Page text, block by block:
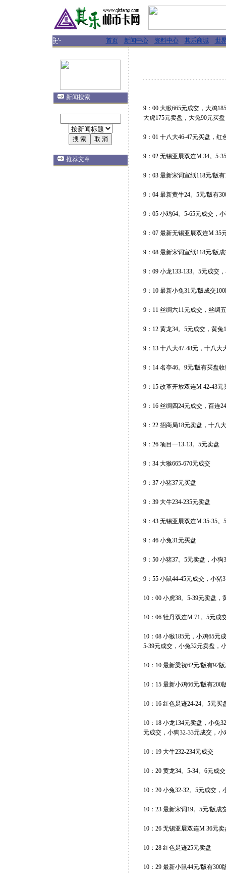
首页 新闻中心 资料中心 其乐商城 世
新闻搜索
推荐文章
9：00 大猴665元成交，大鸡
大虎175元卖盘，大兔90元买
9：01 十八大46-47元买盘，红
9：02 无锡亚展双连M 34。5-
9：03 最新宋词宣纸118元/版
9：04 最新黄牛24。5元/版有
9：05 小鸡64。5-65元成交，
9：07 最新无锡亚展双连M 35
9：08 最新宋词宣纸118元/版
9：09 小龙133-133。5元成交
9：10 最新小兔31元/版成交
9：11 丝绸六11元成交，丝绸
9：12 黄龙34。5元成交，黄
9：13 十八大47-48元，十八大
9：14 名亭46。9元/版有买盘
9：15 改革开放双连M 42-43
9：16 丝绸四24元成交，百连
9：22 招商局18元卖盘，十八
9：26 项目一13-13。5元卖盘
9：34 大猴665-670元成交
9：37 小猪37元买盘
9：39 大牛234-235元卖盘
9：43 无锡亚展双连M 35-35。
9：46 小兔31元买盘
9：50 小猪37。5元卖盘，小
9：55 小鼠44-45元成交，小猪
10：00 小虎38。5-39元卖盘，
10：06 牡丹双连M 71。5元成
10：08 小猴185元，小鸡65元
5-39元成交，小兔32元卖盘，
10：10 最新梁祝62元/版有92
10：15 最新小鸡66元/版有200
10：16 红色足迹24-24。5元
10：18 小龙134元卖盘，小兔
元成交，小狗32-33元成交，
10：19 大牛232-234元成交
10：20 黄龙34。5-34。6元成交
10：20 小兔32-32。5元成交，
10：23 最新宋词19。5元/版成
10：26 无锡亚展双连M 36元
10：28 红色足迹25元卖盘
10：29 最新小鼠44元/版有